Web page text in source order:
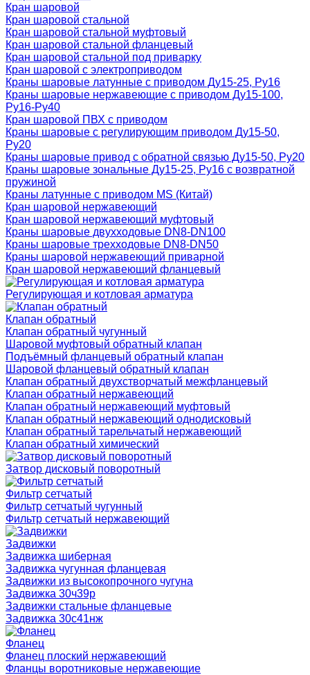
Кран шаровой
Кран шаровой стальной
Кран шаровой стальной муфтовый
Кран шаровой стальной фланцевый
Кран шаровой стальной под приварку
Кран шаровой с электроприводом
Краны шаровые латунные с приводом Ду15-25, Ру16
Краны шаровые нержавеющие с приводом Ду15-100,
Ру16-Ру40
Кран шаровой ПВХ с приводом
Краны шаровые с регулирующим приводом Ду15-50,
Ру20
Краны шаровые привод с обратной связью Ду15-50, Ру20
Краны шаровые зональные Ду15-25, Ру16 с возвратной
пружиной
Краны латунные с приводом MS (Китай)
Кран шаровой нержавеющий
Кран шаровой нержавеющий муфтовый
Краны шаровые двухходовые DN8-DN100
Краны шаровые трехходовые DN8-DN50
Краны шаровой нержавеющий приварной
Кран шаровой нержавеющий фланцевый
Регулирующая и котловая арматура
Клапан обратный
Клапан обратный чугунный
Шаровой муфтовый обратный клапан
Подъёмный фланцевый обратный клапан
Шаровой фланцевый обратный клапан
Клапан обратный двухстворчатый межфланцевый
Клапан обратный нержавеющий
Клапан обратный нержавеющий муфтовый
Клапан обратный нержавеющий однодисковый
Клапан обратный тарельчатый нержавеющий
Клапан обратный химический
Затвор дисковый поворотный
Фильтр сетчатый
Фильтр сетчатый чугунный
Фильтр сетчатый нержавеющий
Задвижки
Задвижка шиберная
Задвижка чугунная фланцевая
Задвижки из высокопрочного чугуна
Задвижка 30ч39р
Задвижки стальные фланцевые
Задвижка 30с41нж
Фланец
Фланец плоский нержавеющий
Фланцы воротниковые нержавеющие